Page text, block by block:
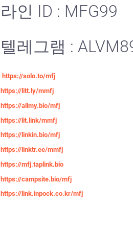
라인 ID : MFG99
텔레그램 :
https://solo.to/mfj
https://litt.ly/mmfj
https://allmy.bio/mfj
https://lit.link/mmfj
https://linkin.bio/mfj
https://linktr.ee/mmfj
https://mfj.taplink.bio
https://campsite.bio/mfj
https://link.inpock.co.kr/mfj